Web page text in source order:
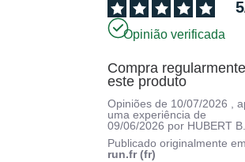
5
Opinião verificada
Compra
este produto
Opiniões de 10/07/2026 ,
uma experiência de
09/06/2026 por HUBERT
Publicado originalmente
run.fr (fr)